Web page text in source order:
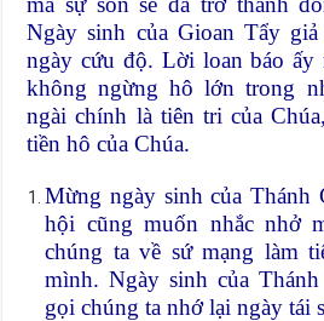
Ngày sinh của Gioan Tẩy
ngày cứu độ. Lời loan báo ấy
không ngừng hô lớn trong
ngài chính là tiên tri của
tiền hô của Chúa.
Mừng ngày sinh của Thánh
hội cũng muốn nhắc nhở
chúng ta về sứ mạng làm
mình. Ngày sinh của
gọi chúng ta nhớ lại ngày tái